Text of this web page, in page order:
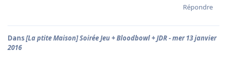
Répondre
Dans[La ptite Maison] Soirée Jeu + Bloodbowl + JDR - mer 13 janvier
2016